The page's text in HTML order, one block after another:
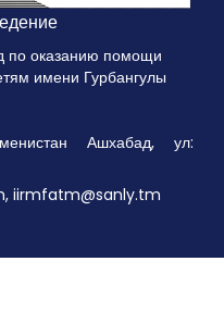
по оказанию помощи
имени Гурбангулы
Ашхабад, ул:
iirmfatm@sanly.tm